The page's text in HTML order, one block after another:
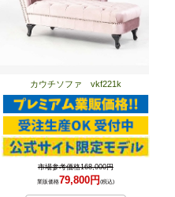
カウチソファ vkf221k
市場参考価格168,000円
業販価格79,800円 (税込)